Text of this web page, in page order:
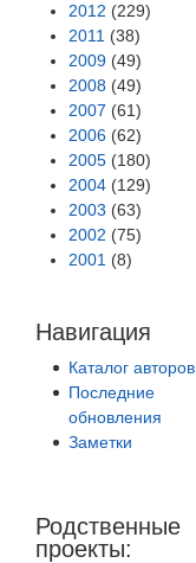
2012 (229)
2011 (38)
2009 (49)
2008 (49)
2007 (61)
2006 (62)
2005 (180)
2004 (129)
2003 (63)
2002 (75)
2001 (8)
Навигация
Каталог авторов
Последние
обновления
Заметки
Родственные
проекты: